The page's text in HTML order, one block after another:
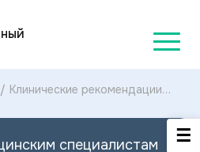
/ Клинические рекомендации
диагностика и лечение
специалистам